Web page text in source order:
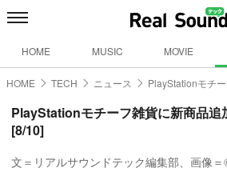
HOME MUSIC MOVIE
HOME TECH ニュース PlayStationモチ
PlayStationモチーフ雑貨に新商品
[8/10]
文＝リアルサウンドテック編集部、画像